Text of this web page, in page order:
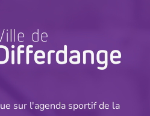
sur l'agenda sportif de la